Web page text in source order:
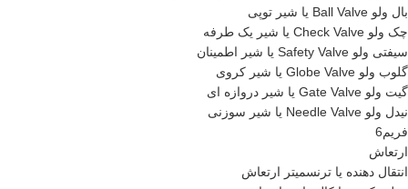
بال ولو Ball Valve یا شیر توپی
چک ولو Check Valve یا شیر یک طرفه
سیفتی ولو Safety Valve یا شیر اطمینان
گلوب ولو Globe Valve یا شیر کروی
گیت ولو Gate Valve یا شیر دروازه ای
نیدل ولو Needle Valve یا شیر سوزنی
فریم6
ارتعاش
انتقال دهنده یا ترنسمیتر ارتعاش